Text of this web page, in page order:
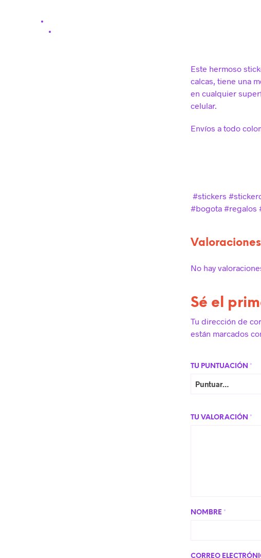
Este hermoso
calcas, tiene una
en cualquier
celular.
Envíos a todo
#stickers
#bogota #regalos
Valoraciones
No hay
Sé el
Tu dirección de
están marcados
TU PUNTUACIÓN *
TU VALORACIÓN *
NOMBRE *
CORREO